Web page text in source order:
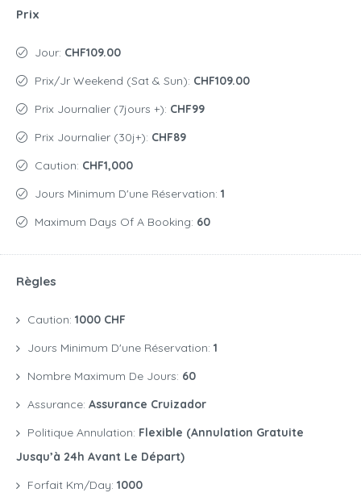
Prix
Jour: CHF109.00
Prix/jr Weekend (Sat & Sun): CHF109.00
Prix Journalier (7jours +): CHF99
Prix Journalier (30j+): CHF89
Caution: CHF1,000
Jours Minimum D'une Réservation: 1
Maximum Days Of A Booking: 60
Règles
Caution: 1000 CHF
Jours Minimum D'une Réservation: 1
Nombre Maximum De Jours: 60
Assurance: Assurance Cruizador
Politique Annulation: Flexible (annulation Gratuite
Jusqu’à 24h Avant Le Départ)
Forfait Km/day: 1000